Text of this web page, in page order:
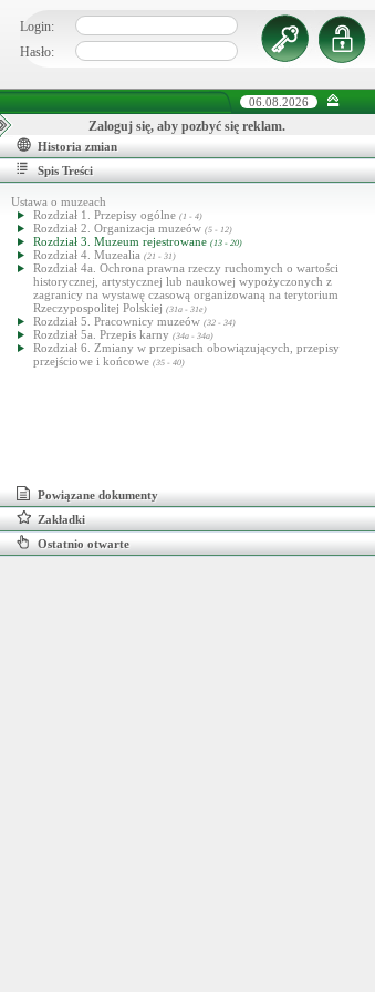
Login:
Hasło:
06.08.2026
Zaloguj się, aby pozbyć się reklam.
Historia zmian
Spis Treści
Ustawa o muzeach
Rozdział 1. Przepisy ogólne (1 - 4)
Rozdział 2. Organizacja muzeów (5 - 12)
Rozdział 3. Muzeum rejestrowane (13 - 20)
Rozdział 4. Muzealia (21 - 31)
Rozdział 4a. Ochrona prawna rzeczy ruchomych o wartości
historycznej, artystycznej lub naukowej wypożyczonych z
zagranicy na wystawę czasową organizowaną na terytorium
Rzeczypospolitej Polskiej (31a - 31e)
Rozdział 5. Pracownicy muzeów (32 - 34)
Rozdział 5a. Przepis karny (34a - 34a)
Rozdział 6. Zmiany w przepisach obowiązujących, przepisy
przejściowe i końcowe (35 - 40)
Powiązane dokumenty
Zakładki
Ostatnio otwarte